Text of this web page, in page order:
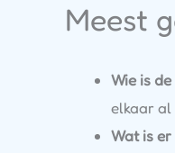
Meest
Wie is
elkaar al
Wat is